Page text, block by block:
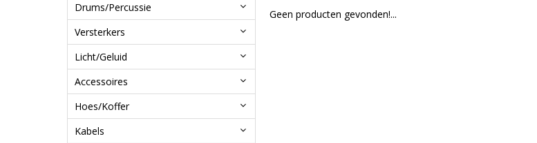
Drums/Percussie
Versterkers
Licht/Geluid
Accessoires
Hoes/Koffer
Kabels
Geen producten gevonden!...